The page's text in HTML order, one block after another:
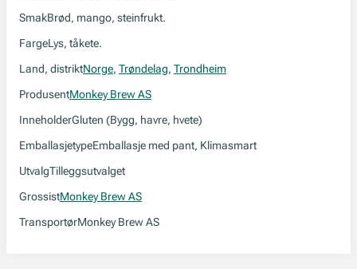
SmakBrød, mango, steinfrukt.
FargeLys, tåkete.
Land, distriktNorge, Trøndelag, Trondheim
ProdusentMonkey Brew AS
InneholderGluten (Bygg, havre, hvete)
EmballasjetypeEmballasje med pant, Klimasmart
UtvalgTilleggsutvalget
GrossistMonkey Brew AS
TransportørMonkey Brew AS